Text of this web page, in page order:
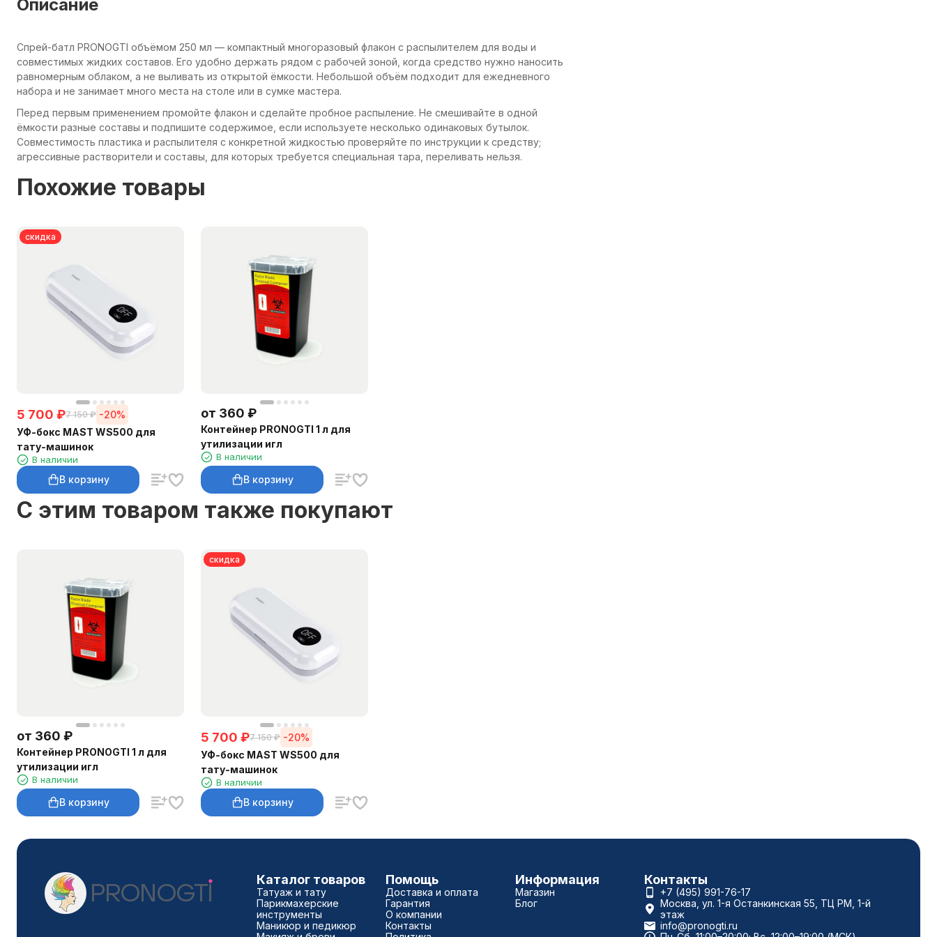
Описание
Спрей-батл PRONOGTI объёмом 250 мл — компактный многоразовый флакон с распылителем для воды и
совместимых жидких составов. Его удобно держать рядом с рабочей зоной, когда средство нужно наносить
равномерным облаком, а не выливать из открытой ёмкости. Небольшой объём подходит для ежедневного
набора и не занимает много места на столе или в сумке мастера.
Перед первым применением промойте флакон и сделайте пробное распыление. Не смешивайте в одной
ёмкости разные составы и подпишите содержимое, если используете несколько одинаковых бутылок.
Совместимость пластика и распылителя с конкретной жидкостью проверяйте по инструкции к средству;
агрессивные растворители и составы, для которых требуется специальная тара, переливать нельзя.
Похожие товары
скидка
5 700 ₽7 150 ₽ -20%
УФ-бокс MAST WS500 для
тату-машинок
В наличии
В корзину
от 360 ₽
Контейнер PRONOGTI 1 л для
утилизации игл
В наличии
В корзину
C этим товаром также покупают
от 360 ₽
Контейнер PRONOGTI 1 л для
утилизации игл
В наличии
В корзину
скидка
5 700 ₽7 150 ₽ -20%
УФ-бокс MAST WS500 для
тату-машинок
В наличии
В корзину
Каталог товаров
Татуаж и тату
Парикмахерские
инструменты
Маникюр и педикюр
Помощь
Доставка и оплата
Гарантия
О компании
Контакты
Информация
Магазин
Блог
Контакты
+7 (495) 991-76-17
Москва, ул. 1-я Останкинская 55, ТЦ РМ, 1-й
этаж
info@pronogti.ru